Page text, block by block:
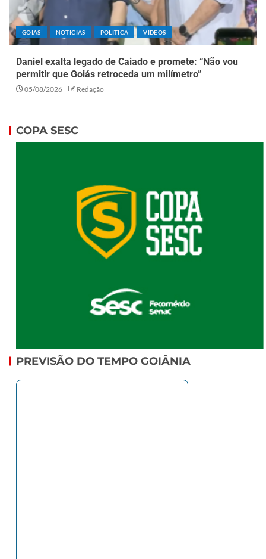
GOIÁS NOTÍCIAS POLÍTICA VÍDEOS
Daniel exalta legado de Caiado e promete: “Não vou
permitir que Goiás retroceda um milímetro”
05/08/2026 Redação
COPA SESC
PREVISÃO DO TEMPO GOIÂNIA